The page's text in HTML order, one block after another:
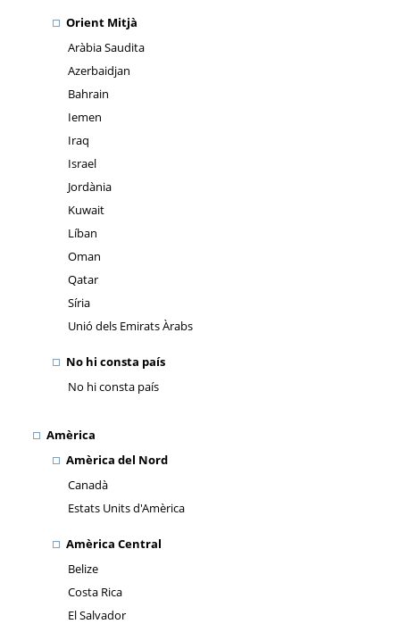
Orient Mitjà
Aràbia Saudita
Azerbaidjan
Bahrain
Iemen
Iraq
Israel
Jordània
Kuwait
Líban
Oman
Qatar
Síria
Unió dels Emirats Àrabs
No hi consta país
No hi consta país
Amèrica
Amèrica del Nord
Canadà
Estats Units d'Amèrica
Amèrica Central
Belize
Costa Rica
El Salvador